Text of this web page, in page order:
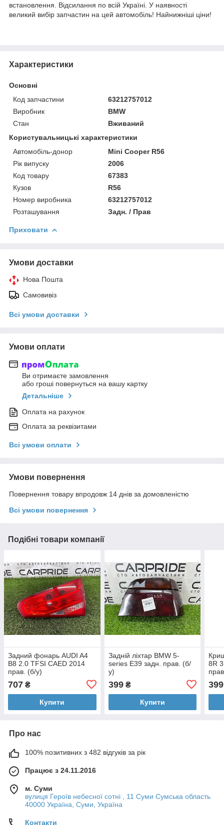
встановлення. Відсилання по всій Україні. У наявності
великий вибір запчастин на цей автомобіль! Найнижніші ціни!
Характеристики
Основні
Код запчастини
63212757012
Виробник
BMW
Стан
Вживаний
Користувальницькі характеристики
Автомобіль-донор
Mini Cooper R56
Рік випуску
2006
Код товару
67383
Кузов
R56
Номер виробника
63212757012
Розташування
Задн. / Прав
Приховати
Умови доставки
Нова Пошта
Самовивіз
Всі умови доставки
Умови оплати
Ви отримаєте замовлення
або гроші повернуться на вашу картку
Детальніше
Оплата на рахунок
Оплата за реквізитами
Всі умови оплати
Умови повернення
Повернення товару впродовж 14 днів за домовленістю
Всі умови повернення
Подібні товари компанії
Задний фонарь AUDI A4
B8 2.0 TFSI CAED 2014
прав. (б/у)
707 ₴
Купити
Задній ліхтар BMW 5-
series E39 задн. прав. (б/
у)
399₴
Купити
8R
399
Про нас
100% позитивних з 482 відгуків за рік
Працює з 24.11.2016
м. Суми
вулиця Героїв небесної сотні , 11 Суми Сумська область
40000 Україна, Суми, Україна
Контакти